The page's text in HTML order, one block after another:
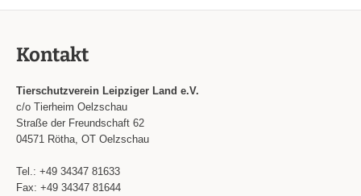
Kontakt
Tierschutzverein Leipziger Land e.V.
c/o Tierheim Oelzschau
Straße der Freundschaft 62
04571 Rötha, OT Oelzschau
Tel.: +49 34347 81633
Fax: +49 34347 81644